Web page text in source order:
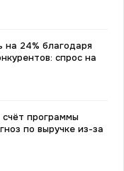
на 24% благодаря
спрос на
программы
по выручке из-за